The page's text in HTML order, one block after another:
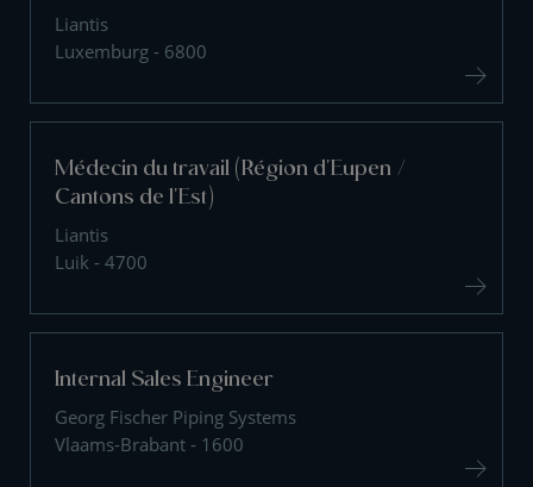
Liantis
Luxemburg - 6800
Médecin du travail (Région d'Eupen /
Cantons de l'Est)
Liantis
Luik - 4700
Internal Sales Engineer
Georg Fischer Piping Systems
Vlaams-Brabant - 1600